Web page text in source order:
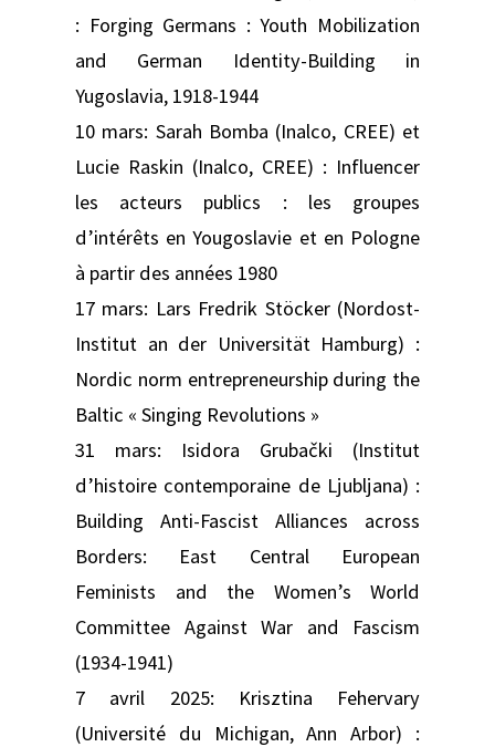
: Forging Germans : Youth Mobilization
and German Identity-Building in
Yugoslavia, 1918-1944
10 mars: Sarah Bomba (Inalco, CREE) et
Lucie Raskin (Inalco, CREE) : Influencer
les acteurs publics : les groupes
d’intérêts en Yougoslavie et en Pologne
à partir des années 1980
17 mars: Lars Fredrik Stöcker (Nordost-
Institut an der Universität Hamburg) :
Nordic norm entrepreneurship during the
Baltic « Singing Revolutions »
31 mars: Isidora Grubački (Institut
d’histoire contemporaine de Ljubljana) :
Building Anti-Fascist Alliances across
Borders: East Central European
Feminists and the Women’s World
Committee Against War and Fascism
(1934-1941)
7 avril 2025: Krisztina Fehervary
(Université du Michigan, Ann Arbor) :